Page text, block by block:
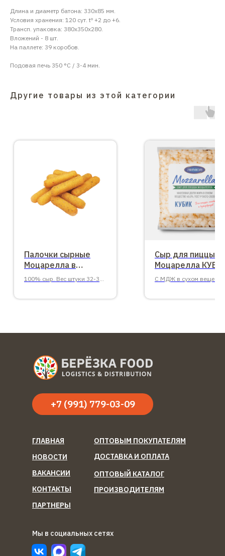
Длина и диаметр батона: 330х85 мм.
Условия хранения: 120 сут. tº +2 до +6.
Трансп. упаковка: 380х350х280.
Вложений - 8 шт.
На паллете: 39 коробов.
Подовая печь 350 °C / 3-4 мин.
Другие товары из этой категории
Палочки сырные
Моцарелла в
панировке Лонг
100% сыр. Вес штуки 32-35
Сыр для пиццы
Моцарелла
ЛИМОЛ
С МДЖ в сухом
Мы в социальных сетях
ГЛАВНАЯ
НОВОСТИ
ВАКАНСИИ
КОНТАКТЫ
ПАРТНЕРЫ
ОПТОВЫМ ПОКУПАТЕЛЯМ
ДОСТАВКА И ОПЛАТА
ОПТОВЫЙ КАТАЛОГ
ПРОИЗВОДИТЕЛЯМ
+7 (991) 779-03-09